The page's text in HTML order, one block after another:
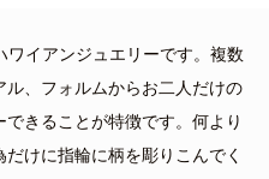
ワイアンジュエリーです。複数
、フォルムからお二人だけの
きることが特徴です。何より
けに指輪に柄を彫りこんでく